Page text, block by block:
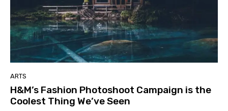
ARTS
H&M’s Fashion Photoshoot Campaign is the
Coolest Thing We’ve Seen